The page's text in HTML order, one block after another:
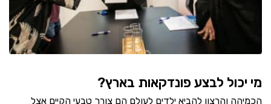
מי יכול לבצע פונדקאות בארץ?
הכמיהה והרצון להביא ילדים לעולם הם צורך טבעי הקיים אצל